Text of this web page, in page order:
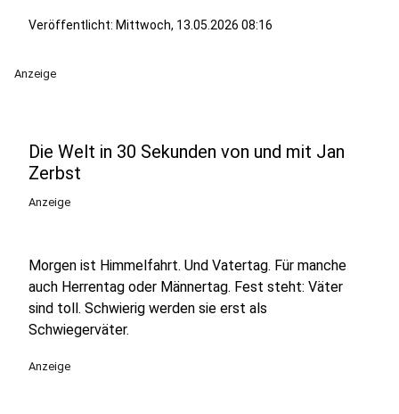
Veröffentlicht: Mittwoch, 13.05.2026 08:16
Anzeige
Die Welt in 30 Sekunden von und mit Jan
Zerbst
Anzeige
Morgen ist Himmelfahrt. Und Vatertag. Für manche
auch Herrentag oder Männertag. Fest steht: Väter
sind toll. Schwierig werden sie erst als
Schwiegerväter.
Anzeige